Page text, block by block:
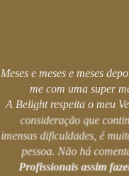
Meses e meses e meses
me com uma super
A Belight respeita o meu
consideração que
imensas dificuldades, é
pessoa. Não há
Profissionais assim